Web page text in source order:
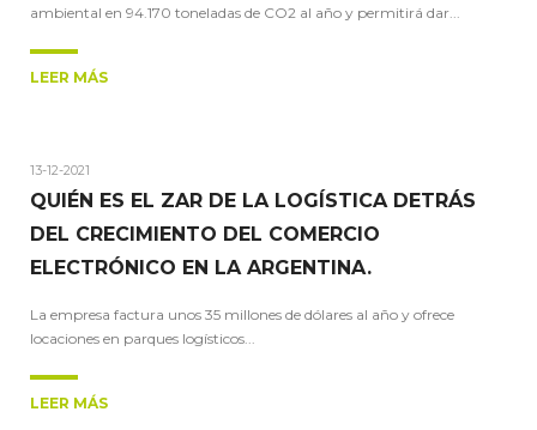
ambiental en 94.170 toneladas de CO2 al año y permitirá dar...
LEER MÁS
13-12-2021
QUIÉN ES EL ZAR DE LA LOGÍSTICA DETRÁS
DEL CRECIMIENTO DEL COMERCIO
ELECTRÓNICO EN LA ARGENTINA.
La empresa factura unos 35 millones de dólares al año y ofrece
locaciones en parques logísticos...
LEER MÁS